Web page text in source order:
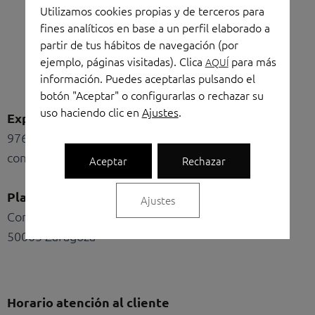
LinkedinInstagram
Facebook
Shopping-
bag
Shopping-
cart
Exposición y oficinas
976 436 211
comercial@torresoficinas.com
Plaza del Portillo
Conde Aranda 124
50003 Zaragoza
Horario atención al cliente
Utilizamos cookies propias y de terceros para
fines analíticos en base a un perfil elaborado a
partir de tus hábitos de navegación (por
ejemplo, páginas visitadas). Clica AQUÍpara más
información. Puedes aceptarlas pulsando el
botón "Aceptar" o configurarlas o rechazar su
uso haciendo clic en Ajustes.
Aceptar Rechazar
Ajustes